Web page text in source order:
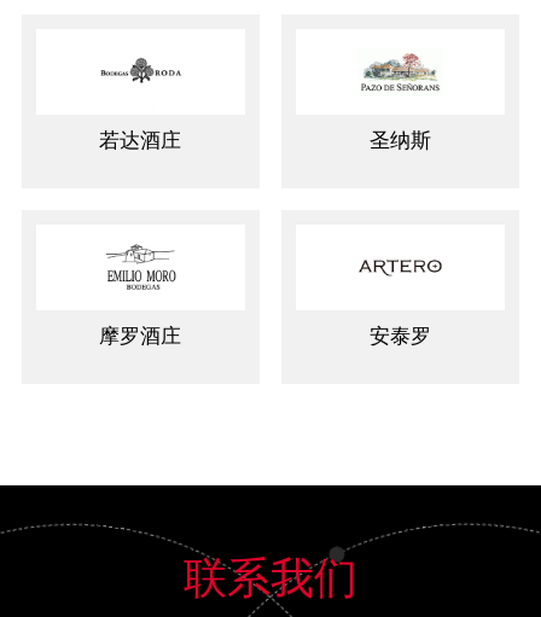
若达酒庄 圣纳斯
摩罗酒庄 安泰罗
联系我们